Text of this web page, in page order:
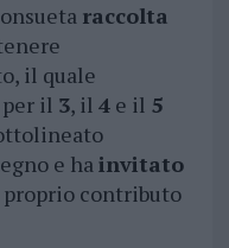
raccolta
il quale
per il 3, il 4e il 5
e hainvitato
contributo